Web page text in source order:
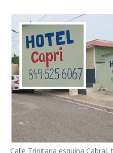
Calle Trinitaria esquina